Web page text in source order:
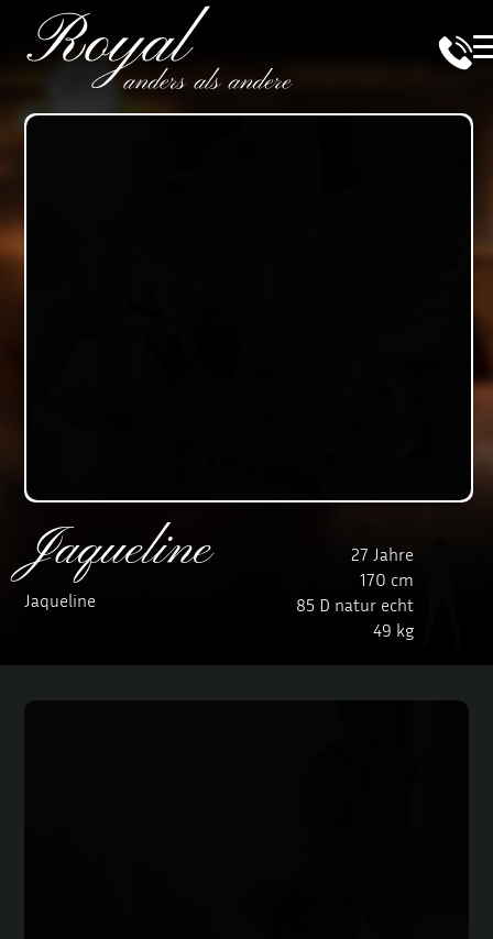
Jaqueline
Jaqueline
27 Jahre
170 cm
85 D natur echt
49 kg